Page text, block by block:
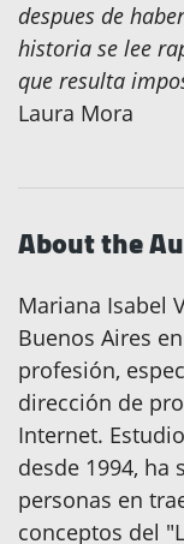
despues de
historia se lee
que resulta
Laura Mora
About the
Mariana Isabel
Buenos Aires
profesión,
dirección de
Internet.
desde 1994, ha
personas en
conceptos del